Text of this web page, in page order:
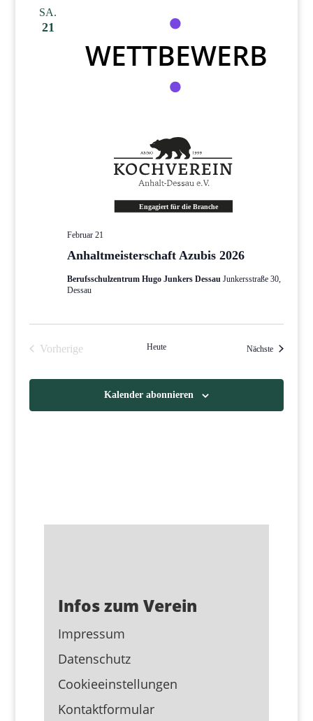
SA.
21
Anhaltmeisterschaft Azubis 2026
Februar 21
Berufsschulzentrum Hugo Junkers Dessau Junkersstraße 30,
Dessau
Vorherige
Heute Nächste
Kalender abonnieren
Infos zum Verein
Impressum
Datenschutz
Cookieeinstellungen
Kontaktformular